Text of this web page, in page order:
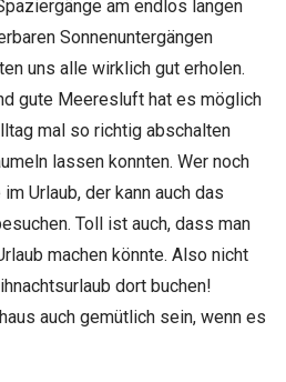
am endlos langen
Sonnenuntergängen
uns alle wirklich gut erholen.
gute Meeresluft hat es möglich
mal so richtig abschalten
lassen konnten. Wer noch
Urlaub, der kann auch das
Toll ist auch, dass man
machen könnte. Also nicht
dort buchen!
auch gemütlich sein, wenn es